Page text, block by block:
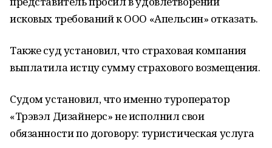
исковых требований к ООО «Апельсин» отказать.
Также суд установил, что страховая компания
выплатила истцу сумму страхового возмещения.
Судом установил, что именно туроператор
«Трэвэл Дизайнерс» не исполнил свои
обязанности по договору: туристическая услуга